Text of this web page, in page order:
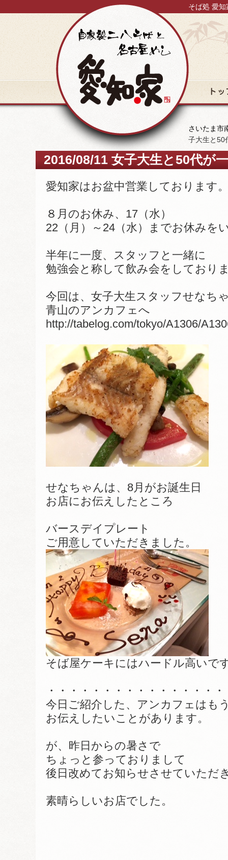
そば処 愛
さいたま市
子大生と50
2016/08/11 女子大生と50代が
愛知家はお盆中営業しております
８月のお休み、17（水）
22（月）～24（水）までお休みを
半年に一度、スタッフと一緒に
勉強会と称して飲み会をしており
今回は、女子大生スタッフせなち
青山のアンカフェへ
http://tabelog.com/tokyo/A1306/
せなちゃんは、8月がお誕生日
お店にお伝えしたところ
バースデイプレート
ご用意していただきました。
そば屋ケーキにはハードル高いで
・・・・・・・・・・・・・・・
今日ご紹介した、アンカフェはも
お伝えしたいことがあります。
が、昨日からの暑さで
ちょっと参っておりまして
後日改めてお知らせさせていただ
素晴らしいお店でした。